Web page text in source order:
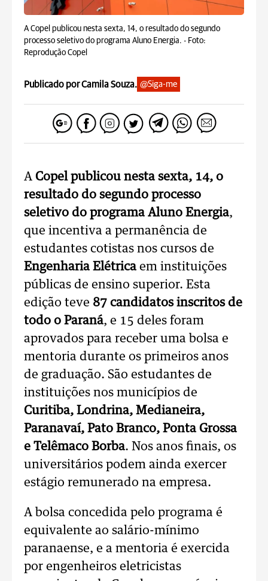
A Copel publicou nesta sexta, 14, o resultado do segundo
processo seletivo do programa Aluno Energia. - Foto:
Reprodução Copel
Publicado por Camila Souza. @Siga-me
A Copel publicou nesta sexta, 14, o
resultado do segundo processo
seletivo do programa Aluno Energia,
que incentiva a permanência de
estudantes cotistas nos cursos de
Engenharia Elétrica em instituições
públicas de ensino superior. Esta
edição teve 87 candidatos inscritos de
todo o Paraná, e 15 deles foram
aprovados para receber uma bolsa e
mentoria durante os primeiros anos
de graduação. São estudantes de
instituições nos municípios de
Curitiba, Londrina, Medianeira,
Paranavaí, Pato Branco, Ponta Grossa
e Telêmaco Borba. Nos anos finais, os
universitários podem ainda exercer
estágio remunerado na empresa.
A bolsa concedida pelo programa é
equivalente ao salário-mínimo
paranaense, e a mentoria é exercida
por engenheiros eletricistas